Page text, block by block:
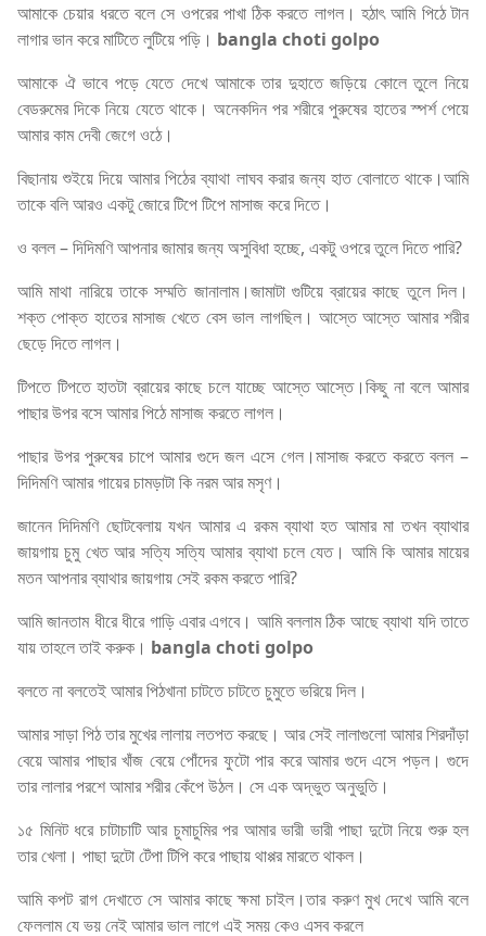
আমাকে চেয়ার ধরতে বলে সে ওপরের পাখা ঠিক করতে লাগল। হঠাৎ আমি পিঠে টান
লাগার ভান করে মাটিতে লুটিয়ে পড়ি। bangla choti golpo
আমাকে ঐ ভাবে পড়ে যেতে দেখে আমাকে তার দুহাতে জড়িয়ে কোলে তুলে নিয়ে
বেডরুমের দিকে নিয়ে যেতে থাকে। অনেকদিন পর শরীরে পুরুষের হাতের স্পর্শ পেয়ে
আমার কাম দেবী জেগে ওঠে।
বিছানায় শুইয়ে দিয়ে আমার পিঠের ব্যাথা লাঘব করার জন্য হাত বোলাতে থাকে।আমি
তাকে বলি আরও একটু জোরে টিপে টিপে মাসাজ করে দিতে।
ও বলল – দিদিমণি আপনার জামার জন্য অসুবিধা হচ্ছে, একটু ওপরে তুলে দিতে পারি?
আমি মাথা নারিয়ে তাকে সম্মতি জানালাম।জামাটা গুটিয়ে ব্রায়ের কাছে তুলে দিল।
শক্ত পোক্ত হাতের মাসাজ খেতে বেস ভাল লাগছিল। আস্তে আস্তে আমার শরীর
ছেড়ে দিতে লাগল।
টিপতে টিপতে হাতটা ব্রায়ের কাছে চলে যাচ্ছে আস্তে আস্তে।কিছু না বলে আমার
পাছার উপর বসে আমার পিঠে মাসাজ করতে লাগল।
পাছার উপর পুরুষের চাপে আমার গুদে জল এসে গেল।মাসাজ করতে করতে বলল –
দিদিমণি আমার গায়ের চামড়াটা কি নরম আর মসৃণ।
জানেন দিদিমণি ছোটবেলায় যখন আমার এ রকম ব্যাথা হত আমার মা তখন ব্যাথার
জায়গায় চুমু খেত আর সত্যি সত্যি আমার ব্যাথা চলে যেত। আমি কি আমার মায়ের
মতন আপনার ব্যাথার জায়গায় সেই রকম করতে পারি?
আমি জানতাম ধীরে ধীরে গাড়ি এবার এগবে। আমি বললাম ঠিক আছে ব্যাথা যদি তাতে
যায় তাহলে তাই করুক। bangla choti golpo
বলতে না বলতেই আমার পিঠখানা চাটতে চাটতে চুমুতে ভরিয়ে দিল।
আমার সাড়া পিঠ তার মুখের লালায় লতপত করছে। আর সেই লালাগুলো আমার শিরদাঁড়া
বেয়ে আমার পাছার খাঁজ বেয়ে পোঁদের ফুটো পার করে আমার গুদে এসে পড়ল। গুদে
তার লালার পরশে আমার শরীর কেঁপে উঠল। সে এক অদ্ভুত অনুভুতি।
১৫ মিনিট ধরে চাটাচাটি আর চুমাচুমির পর আমার ভারী ভারী পাছা দুটো নিয়ে শুরু হল
তার খেলা। পাছা দুটো টেঁপা টিপি করে পাছায় থাপ্পর মারতে থাকল।
আমি কপট রাগ দেখাতে সে আমার কাছে ক্ষমা চাইল।তার করুণ মুখ দেখে আমি বলে
ফেললাম যে ভয় নেই আমার ভাল লাগে এই সময় কেও এসব করলে